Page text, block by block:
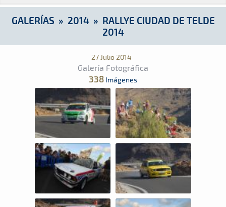
TIENDA
GALERÍAS » 2014» RALLYE CIUDAD DE TELDE
2014
27 Julio 2014
Galería Fotográfica
338 Imágenes